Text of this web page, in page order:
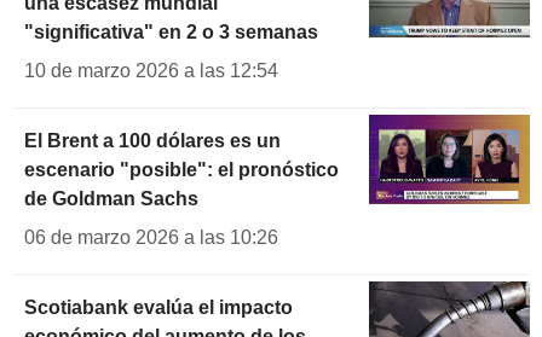
"significativa" en 2 o 3 semanas
10 de marzo 2026 a las 12:54
El Brent a 100 dólares es un
escenario "posible": el pronóstico
de Goldman Sachs
06 de marzo 2026 a las 10:26
Scotiabank evalúa el impacto